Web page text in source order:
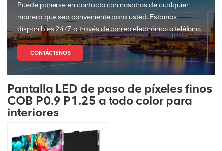
Puede ponerse en contacto con nosotros de cualquier
manera que sea conveniente para usted. Estamos
disponibles 24/7 a través de correo electrónico o teléfono.
CONTÁCTENOS
Pantalla LED de paso de píxeles finos
COB P0.9 P1.25 a todo color para
interiores